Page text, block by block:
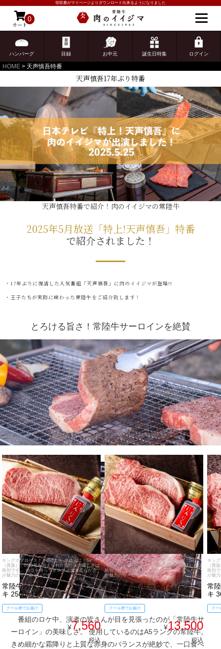
領収書がマイページよりダウンロード出来るようになりました
カート
0
ハンバーグ 目録 お中元 誕生日特集 ログイン
ゲスト 様こんにちは
ログイン
ご注文ガイド
配送・送料
熨斗・カード
常陸牛とは？
食べ方からから探す
すき焼き
しゃぶしゃぶ
焼き肉
天声慎吾17年ぶり特番
HOME 天声慎吾特番
天声慎吾特番で紹介！肉のイイジマの常陸牛
2025年5月放送「特上!天声慎吾」特番
で紹介されました！
・17年ぶりに復活した人気番組「天声慎吾」に肉のイイジマが登場!!
・王子たちが実際に味わった常陸牛をご紹介致します！
とろける旨さ！常陸牛サーロインを絶賛
番組のロケ中、演者の皆さんが目を見張ったのが「常陸牛サ
ーロイン」の美味しさ。 使用しているのはA5ランクの常陸牛。
きめ細かな霜降りと上質な赤身のバランスが絶妙で、一口食べ
キングオブロース！そのおいしさゆえに『Sir
（貴族）』の称号を与えられた部位の美味しさは
格別です。 自信を持ってオススメする柔らかさ
が魅力のサーロインです
常陸牛吟撰 サーロイン ステー
キ 250g×1枚入り
クール便でお届け
¥7,560
税込
キングオブロース！そのおいしさゆえに『Sir
（貴族）』の称号を与えられた部位の美味しさは
格別です。 自信を持ってオススメする柔らかさ
が魅力のサーロインです
常陸牛吟撰 サーロイン ステー
キ 250g×2枚入り
クール便でお届け
¥13,500
税込
キン
（貴
格別
が魅
常
キ
クー